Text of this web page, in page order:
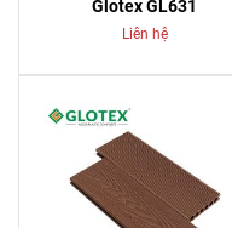
Glotex GL631
Liên hệ